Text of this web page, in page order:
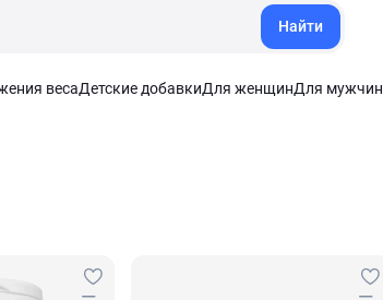
Найти
весаДетские добавкиДля женщинДля мужчин